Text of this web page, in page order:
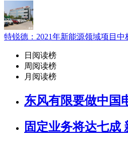
特锐德：2021年新能源领域项目中
日阅读榜
周阅读榜
月阅读榜
东风有限要做中国
固定业务将达七成